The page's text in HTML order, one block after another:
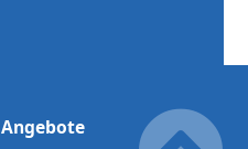
Angebote